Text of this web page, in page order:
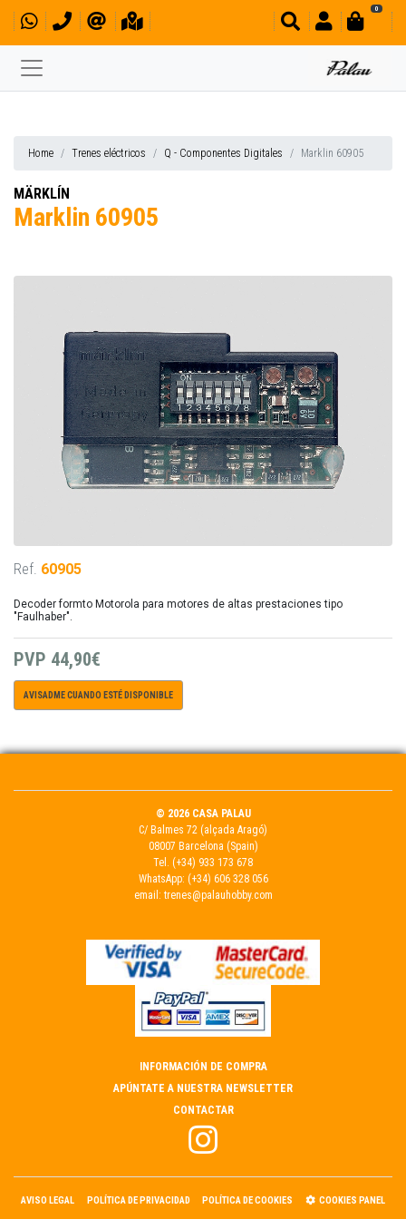
0
Home Trenes eléctricos Q - Componentes Digitales Marklin 60905
MÄRKLÍN
Marklin 60905
Ref. 60905
Decoder formto Motorola para motores de altas prestaciones tipo
"Faulhaber".
PVP 44,90€
AVISADME CUANDO ESTÉ DISPONIBLE
© 2026 CASA PALAU
C/ Balmes 72 (alçada Aragó)
08007 Barcelona (Spain)
Tel. (+34) 933 173 678
WhatsApp: (+34) 606 328 056
email: trenes@palauhobby.com
INFORMACIÓN DE COMPRA
APÚNTATE A NUESTRA NEWSLETTER
CONTACTAR
AVISO LEGAL POLÍTICA DE PRIVACIDAD POLÍTICA DE COOKIES COOKIES PANEL